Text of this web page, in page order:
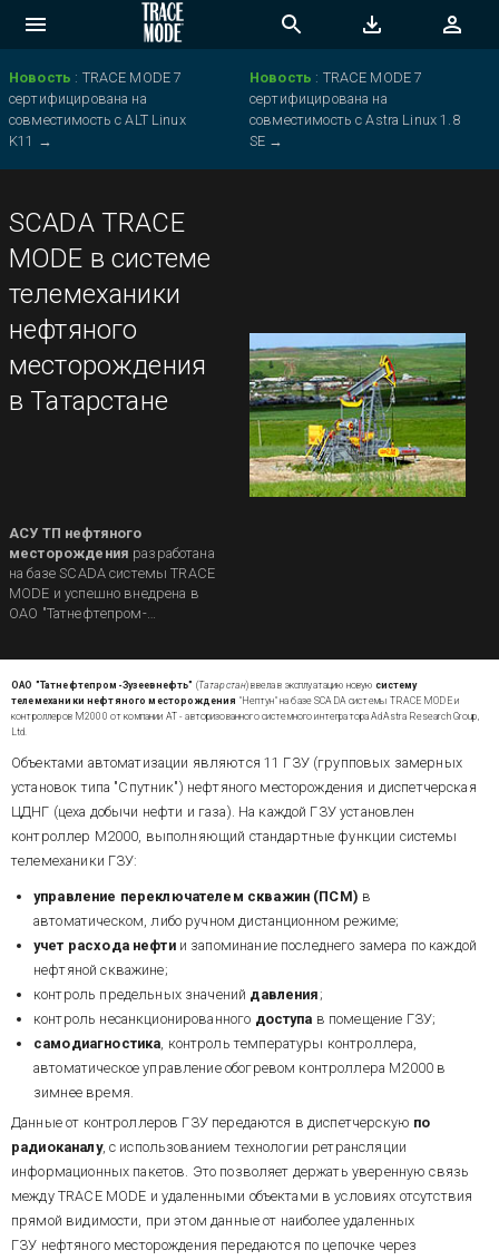
Новость : TRACE MODE 7
сертифицирована на
совместимость с ALT Linux
K11 →
Новость : TRACE MODE 7
сертифицирована на
совместимость с Astra Linux 1.8
SE →
SCADA TRACE
MODE в системе
телемеханики
нефтяного
месторождения
в Татарстане
АСУ ТП нефтяного
месторождения разработана
на базе SCADA системы TRACE
MODE и успешно внедрена в
ОАО "Татнефтепром-
ОАО "Татнефтепром-Зузеевнефть" (Татарстан) ввела в эксплуатацию новую систему
телемеханики нефтяного месторождения "Нептун" на базе SCADA системы TRACE MODE и
контроллеров М2000 от компании АТ - авторизованного системного интегратора AdAstra Research Group,
Ltd.
Объектами автоматизации являются 11 ГЗУ (групповых замерных
установок типа "Спутник") нефтяного месторождения и диспетчерская
ЦДНГ (цеха добычи нефти и газа). На каждой ГЗУ установлен
контроллер М2000, выполняющий стандартные функции системы
телемеханики ГЗУ:
управление переключателем скважин (ПСМ) в
автоматическом, либо ручном дистанционном режиме;
учет расхода нефтии запоминание последнего замера по каждой
нефтяной скважине;
контроль предельных значений давления;
контроль несанкционированного доступа в помещение ГЗУ;
самодиагностика, контроль температуры контроллера,
автоматическое управление обогревом контроллера М2000 в
зимнее время.
Данные от контроллеров ГЗУ передаются в диспетчерскую по
радиоканалу, с использованием технологии ретрансляции
информационных пакетов. Это позволяет держать уверенную связь
между TRACE MODE и удаленными объектами в условиях отсутствия
прямой видимости, при этом данные от наиболее удаленных
ГЗУ нефтяного месторождения передаются по цепочке через